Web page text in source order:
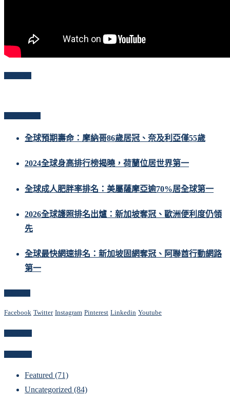
全球預期壽命：摩納哥86歲居冠、奈及利亞僅55歲
2024全球身高排行榜揭曉，荷蘭位居世界第一
全球成人肥胖率排名：美屬薩摩亞逾70%居全球第一
2026全球護照排名出爐：新加坡奪冠、歐洲便利度仍領
先
全球最快網速排名：新加坡固網奪冠、阿聯酋行動網路
第一
Facebook Twitter Instagram Pinterest Linkedin Youtube
Featured (71)
Uncategorized (84)